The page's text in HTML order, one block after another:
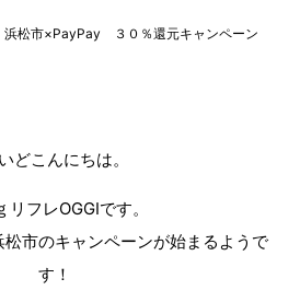
浜松市×PayPay ３０％還元キャンペーン
どこんにちは。
リフレOGGIです。
松市のキャンペーンが始まるようで
す！